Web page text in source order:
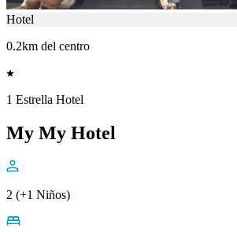
Hotel
0.2km del centro
1 Estrella Hotel
My My Hotel
2 (+1 Niños)